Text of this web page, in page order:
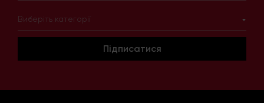
Виберіть категорії
Підписатися